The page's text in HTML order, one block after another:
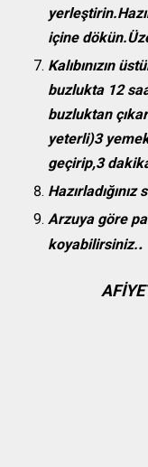
içine
Kalıbınızın
buzlukta 12
buzluktan
yeterli)3
geçirip,3
Arzuya göre
koyabilirsiniz..